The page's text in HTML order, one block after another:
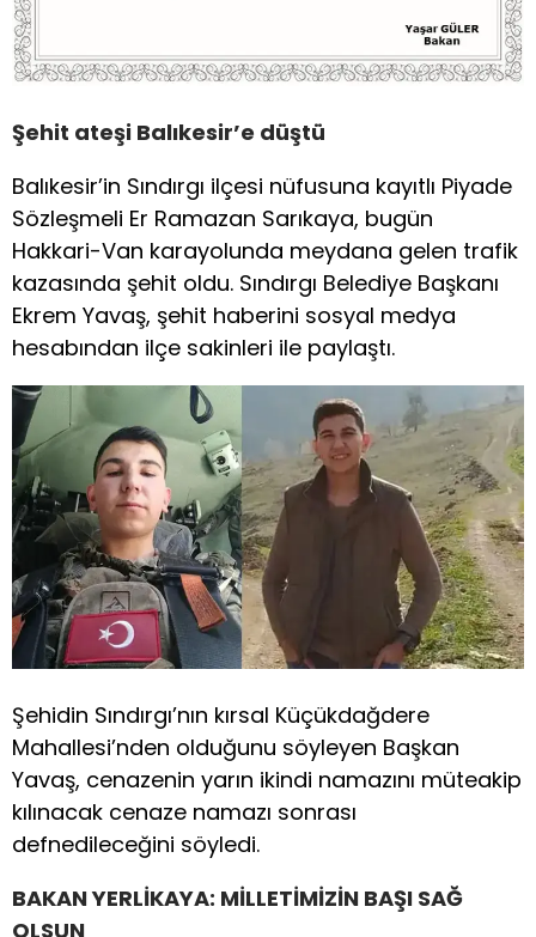
Şehit ateşi Balıkesir’e düştü
Balıkesir’in Sındırgı ilçesi nüfusuna kayıtlı Piyade
Sözleşmeli Er Ramazan Sarıkaya, bugün
Hakkari-Van karayolunda meydana gelen trafik
kazasında şehit oldu. Sındırgı Belediye Başkanı
Ekrem Yavaş, şehit haberini sosyal medya
hesabından ilçe sakinleri ile paylaştı.
Şehidin Sındırgı’nın kırsal Küçükdağdere
Mahallesi’nden olduğunu söyleyen Başkan
Yavaş, cenazenin yarın ikindi namazını müteakip
kılınacak cenaze namazı sonrası
defnedileceğini söyledi.
BAKAN YERLİKAYA: MİLLETİMİZİN BAŞI SAĞ
OLSUN